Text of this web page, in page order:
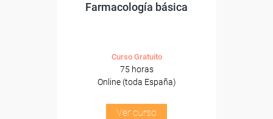
Farmacología básica
Curso Gratuito
75 horas
Online (toda España)
Ver curso